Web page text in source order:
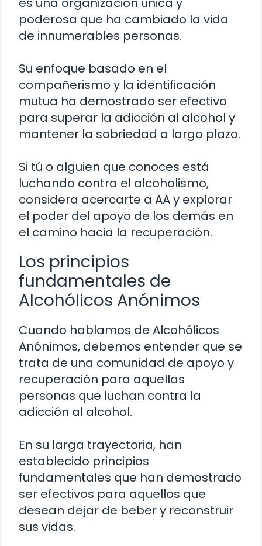
poderosa que ha cambiado la vida
de innumerables personas.
Su enfoque basado en el
compañerismo y la identificación
mutua ha demostrado ser efectivo
para superar la adicción al alcohol y
mantener la sobriedad a largo plazo.
Si tú o alguien que conoces está
luchando contra el alcoholismo,
considera acercarte a AA y explorar
el poder del apoyo de los demás en
el camino hacia la recuperación.
Los principios
fundamentales de
Alcohólicos Anónimos
Cuando hablamos de Alcohólicos
Anónimos, debemos entender que se
trata de una comunidad de apoyo y
recuperación para aquellas
personas que luchan contra la
adicción al alcohol.
En su larga trayectoria, han
establecido principios
fundamentales que han demostrado
ser efectivos para aquellos que
desean dejar de beber y reconstruir
sus vidas.